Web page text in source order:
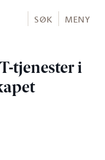
SØK MENY
tjenester i